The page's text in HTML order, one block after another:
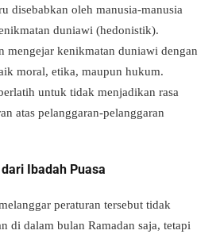
disebabkan oleh manusia-manusia
duniawi (hedonistik).
mengejar kenikmatan duniawi dengan
moral, etika, maupun hukum.
untuk tidak menjadikan rasa
atas pelanggaran-pelanggaran
Ibadah Puasa
peraturan tersebut tidak
di dalam bulan Ramadan saja, tetapi